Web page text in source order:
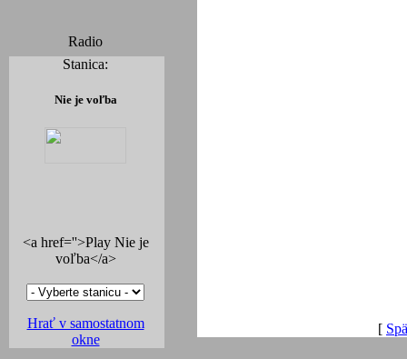
Radio
Stanica:
Nie je voľba
<a href=''>Play Nie je
voľba</a>
Hrať v samostatnom
okne
[